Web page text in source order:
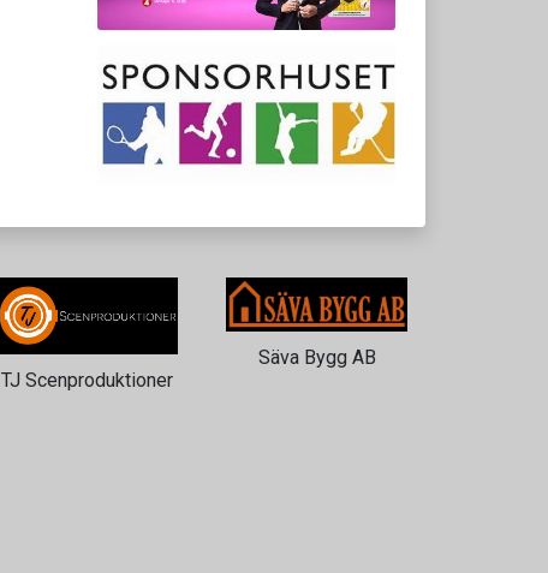
TJ Scenproduktioner
Säva Bygg AB